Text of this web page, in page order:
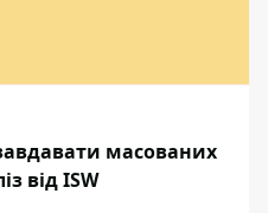
масованих
від ISW